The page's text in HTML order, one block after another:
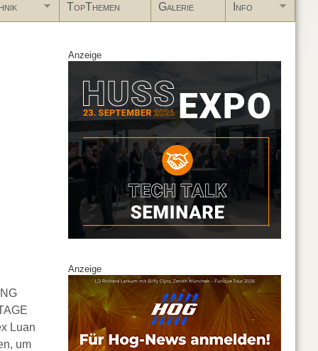
TopThemen Galerie Info
Luan
um
Anzeige
Anzeige